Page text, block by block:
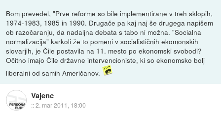
Bom prevedel, "Prve reforme so bile implementirane v treh sklopih,
1974-1983, 1985 in 1990. Drugače pa kaj naj še drugega napišem
ob razočaranju, da nadaljna debata s tabo ni možna. "Socialna
normalizacija" karkoli že to pomeni v socialističnih ekomonskih
slovarjih, je Čile postavila na 11. mesto po ekonomski svobodi?
Očitno imajo Čile državne intervencioniste, ki so ekonomsko bolj
liberalni od samih Američanov.
Vajenc
::2. mar 2011, 18:00